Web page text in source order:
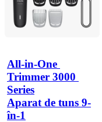
All-in-One
Trimmer 3000
Series
Aparat de tuns 9-
în-1